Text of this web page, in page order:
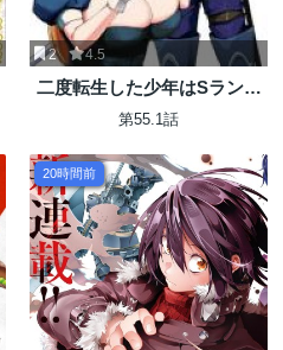
2 4.5
二度転生した少年はSランク
冒険者として平穏に過ごす～
第55.1話
20時間前